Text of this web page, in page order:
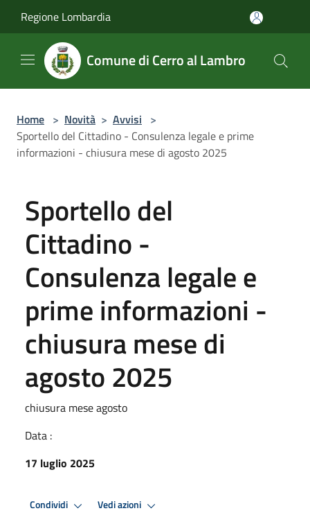
Regione Lombardia
Comune di Cerro al Lambro
Home > Novità > Avvisi >
Sportello del Cittadino - Consulenza legale e prime
informazioni - chiusura mese di agosto 2025
Sportello del
Cittadino -
Consulenza legale e
prime informazioni -
chiusura mese di
agosto 2025
chiusura mese agosto
Data :
17 luglio 2025
Condividi Vedi azioni